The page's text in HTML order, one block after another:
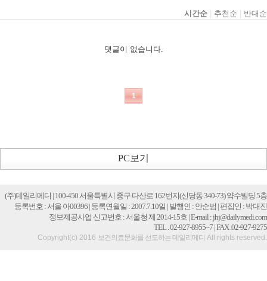
PC보기
(주)데일리메디 | 100-450 서울특별시 중구 다산로 162번지(신당동 340-73) 약수빌딩 5층
등록번호 : 서울 아00396 | 등록연월일 : 2007.7.10일 | 발행인 : 안순범 | 편집인 : 박대진
정보제공사업 신고번호 : 서울청 제 2014-15호 | E-mail : jhj@dailymedi.com
TEL . 02-927-8955~7 | FAX .02-927-9275
Copyright(c) 2016 보건의료문화를 선도하는 데일리메디 All rights reserved.